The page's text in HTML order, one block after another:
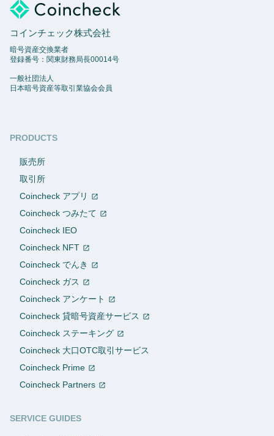
コインチェック株式会社
暗号資産交換業者
登録番号：関東財務局長00014号
一般社団法人
日本暗号資産等取引業協会会員
PRODUCTS
販売所
取引所
Coincheck アプリ
Coincheck つみたて
Coincheck IEO
Coincheck NFT
Coincheck でんき
Coincheck ガス
Coincheck アンケート
Coincheck 貸暗号資産サービス
Coincheck ステーキング
Coincheck 大口OTC取引サービス
Coincheck Prime
Coincheck Partners
SERVICE GUIDES